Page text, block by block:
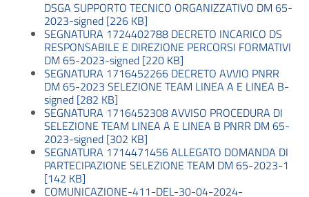
DSGA SUPPORTO TECNICO ORGANIZZATIVO DM 65-
2023-signed [226 KB]
SEGNATURA 1724402788 DECRETO INCARICO DS
RESPONSABILE E DIREZIONE PERCORSI FORMATIVI
DM 65-2023-signed [220 KB]
SEGNATURA 1716452266 DECRETO AVVIO PNRR
DM 65-2023 SELEZIONE TEAM LINEA A E LINEA B-
signed [282 KB]
SEGNATURA 1716452308 AVVISO PROCEDURA DI
SELEZIONE TEAM LINEA A E LINEA B PNRR DM 65-
2023-signed [302 KB]
SEGNATURA 1714471456 ALLEGATO DOMANDA DI
PARTECIPAZIONE SELEZIONE TEAM DM 65-2023-1
[142 KB]
COMUNICAZIONE-411-DEL-30-04-2024-